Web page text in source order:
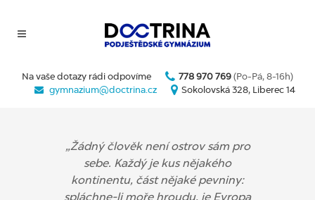
Na vaše dotazy rádi odpovíme 778 970 769 (Po-Pá, 8-16h)
gymnazium@doctrina.cz
Sokolovská 328, Liberec 14
„Žádný člověk není ostrov sám pro
sebe. Každý je kus nějakého
kontinentu, část nějaké pevniny: